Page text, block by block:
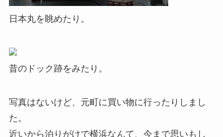
日本丸を眺めたり。
昔のドック跡をみたり。
写真はないけど、元町に買い物に行ったりしまし
た。
近いから泊りがけで横浜なんて、今まで思いもし